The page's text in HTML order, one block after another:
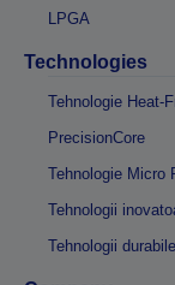
LPGA
Technologies
Tehnologie Heat-
PrecisionCore
Tehnologie Micro
Tehnologii
Tehnologii durabile